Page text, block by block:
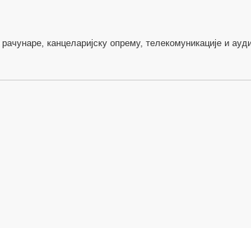
канцеларијску опрему, телекомуникације и